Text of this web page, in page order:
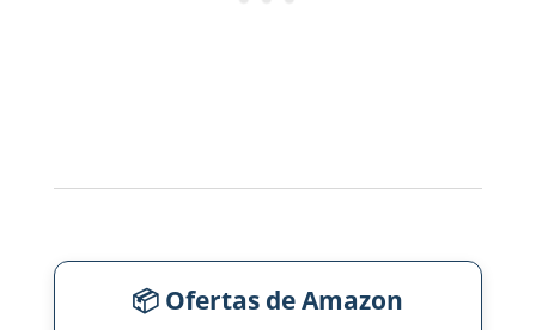
📦 Ofertas de Amazon